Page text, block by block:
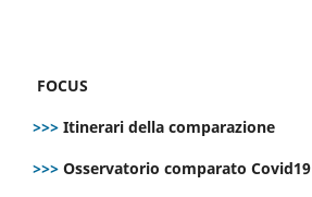
FOCUS
>>> Itinerari della comparazione
>>> Osservatorio comparato Covid19